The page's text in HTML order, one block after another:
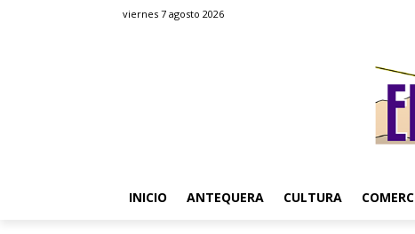
viernes 7 agosto 2026
INICIO ANTEQUERA CULTURA